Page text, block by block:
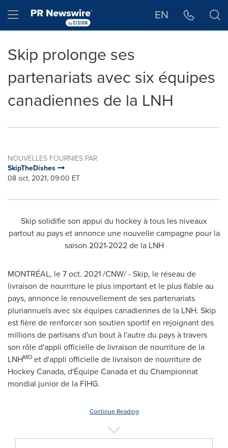
Hamburger menu EN
Skip prolonge ses
partenariats avec six équipes
canadiennes de la LNH
NOUVELLES FOURNIES PAR
SkipTheDishes
08 oct, 2021, 09:00 ET
Skip solidifie son appui du hockey à tous les niveaux
partout au pays et annonce une nouvelle campagne pour la
saison 2021-2022 de la LNH
MONTRÉAL, le7 oct. 2021/CNW/ - Skip, le réseau de
livraison de nourriture le plus important et le plus fiable au
pays, annonce le renouvellement de ses partenariats
pluriannuels avec six équipes canadiennes de la LNH. Skip
est fière de renforcer son soutien sportif en rejoignant des
millions de partisans d'un bout à l'autre du pays à travers
son rôle d'appli officielle de livraison de nourriture de la
LNHMD et d'appli officielle de livraison de nourriture de
Hockey Canada, d'Équipe Canada et du Championnat
mondial junior de la FIHG.
Continue Reading